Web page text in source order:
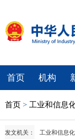
首页 机构
首页 > 工业和信息
发文机关： 工业和信息